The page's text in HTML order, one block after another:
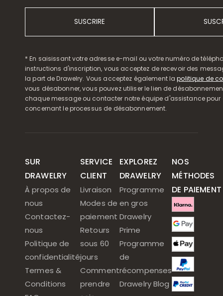
SUSCRIRE
* En saisissant votre adresse e-mail ou votre numéro de
instructions d'inscription, vous acceptez de recevoir des
la part de Drawelry. Vous acceptez également lapolitique de
vous désabonner, vous pouvez utiliser le lien de
chaque message ou contacter notre équipe d'assistance pour
concernant le processus de désabonnement.
SUR
DRAWELRY
À propos de
nous
Contactez-
nous
Politique de
confidentialité
Termes &
Conditions
SERVICE
CLIENT
Livraison
Modes de
paiement
Retours
sous 60
jours
Comment
prendre
EXPLOREZ
DRAWELRY
Programme
en gros
Drawelry
Prime
Programme
de
récompenses
Drawelry Blog
NOS
MÉTHODES
DE PAIEMENT